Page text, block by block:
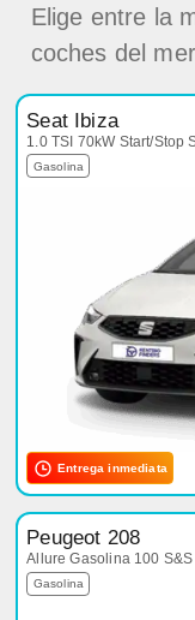
Elige entre la
coches del
Seat Ibiza
1.0 TSI 70kW Start/Stop
Gasolina
Entrega inmediata
Peugeot 208
Allure Gasolina 100 S&S
Gasolina